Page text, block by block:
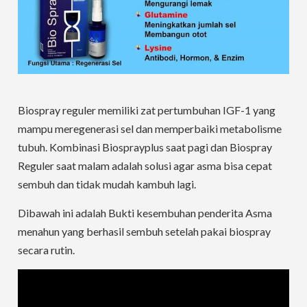
Biospray reguler memiliki zat pertumbuhan IGF-1 yang
mampu meregenerasi sel dan memperbaiki metabolisme
tubuh. Kombinasi Biosprayplus saat pagi dan Biospray
Reguler saat malam adalah solusi agar asma bisa cepat
sembuh dan tidak mudah kambuh lagi.
Dibawah ini adalah Bukti kesembuhan penderita Asma
menahun yang berhasil sembuh setelah pakai biospray
secara rutin.